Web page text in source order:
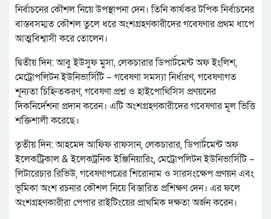
নির্বাচনের কৌশল নিয়ে উপস্থাপনা দেন। তিনি কার্যকর টপিক নির্বাচনের
বাস্তবসম্মত কৌশল তুলে ধরে অংশগ্রহণকারীদের গবেষণার প্রথম ধাপে
আত্মবিশ্বাসী করে তোলেন।
দ্বিতীয় দিন: আবু ইউসুফ মুসা, লেকচারার ডিপার্টমেন্ট অফ ইংলিশ,
মেট্রোপলিটন ইউনিভার্সিটি – গবেষণা সমস্যা নির্ধারণ, গবেষণাগত
শূন্যতা চিহ্নিতকরণ, গবেষণা প্রশ্ন ও হাইপোথিসিস প্রণয়নের
দিকনির্দেশনা প্রদান করেন। এটি অংশগ্রহণকারীদের গবেষণার মূল ভিত্তি
শক্তিশালী করেছে।
তৃতীয় দিন: আহমেদ আফিফ রাফসান, লেকচারার, ডিপার্টমেন্ট অফ
ইলেকট্রিকাল & ইলেকট্রনিক ইঞ্জিনিয়ারিং, মেট্রোপলিটন ইউনিভার্সিটি –
লিটারেচার রিভিউ, গবেষণাপত্রের শিরোনাম ও সারসংক্ষেপ প্রণয়ন এবং
ভূমিকা অংশ রচনার কৌশল নিয়ে বিস্তারিত প্রশিক্ষণ দেন। এর ফলে
অংশগ্রহণকারীরা পেপার রাইটিংয়ের প্রাথমিক দক্ষতা অর্জন করেন।